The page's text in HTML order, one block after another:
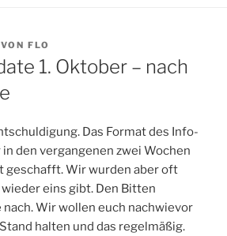
VON FLO
1. Oktober – nach
Das Format des Info-
den vergangenen zwei Wochen
geschafft. Wir wurden aber oft
eins gibt. Den Bitten
Wir wollen euch nachwievor
halten und das regelmäßig.